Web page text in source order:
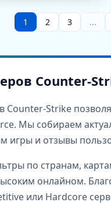
1 2 3 ...
Counter-
Strike
Мы собираем
игры и отзывы
по странам,
онлайном.
или Hardcore